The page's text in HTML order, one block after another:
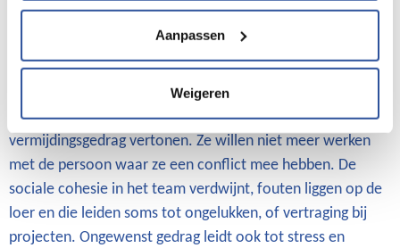
Aanpassen
Weigeren
De gevolgen van ongewenst gedrag zijn volgens hem niet
te onderschatten. Voor het slachtoffer, maar ook voor het
team, de werkgever en zelfs een opdrachtgever kan de
impact enorm zijn, aldus Dijkman. “Slachtoffers gaan
vermijdingsgedrag vertonen. Ze willen niet meer werken
met de persoon waar ze een conflict mee hebben. De
sociale cohesie in het team verdwijnt, fouten liggen op de
loer en die leiden soms tot ongelukken, of vertraging bij
projecten. Ongewenst gedrag leidt ook tot stress en